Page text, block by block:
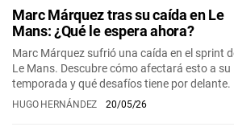
Marc Márquez tras su caída en Le
Mans: ¿Qué le espera ahora?
Marc Márquez sufrió una caída en el sprint
Le Mans. Descubre cómo afectará esto a su
temporada y qué desafíos tiene por delante.
HUGO HERNÁNDEZ 20/05/26